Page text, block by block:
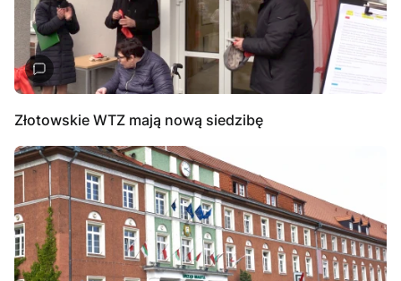
Złotowskie WTZ mają nową siedzibę